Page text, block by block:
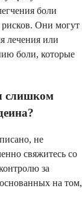
боли
рисков. Они могут
лечения или
боли, которые
слишком
не
свяжитесь со
за
на том,